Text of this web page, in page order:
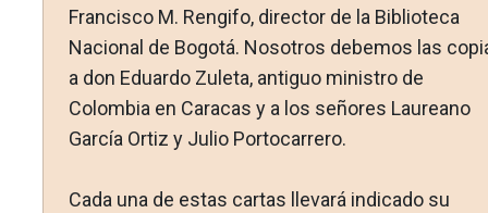
Francisco M. Rengifo, director de la Biblioteca
Nacional de Bogotá. Nosotros debemos las
a don Eduardo Zuleta, antiguo ministro de
Colombia en Caracas y a los señores Laureano
García Ortiz y Julio Portocarrero.
Cada una de estas cartas llevará indicado su